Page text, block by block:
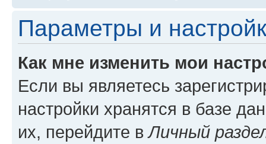
Параметры и
Как мне изменить мои
Если вы являетесь
настройки хранятся в базе
их, перейдите вЛичный